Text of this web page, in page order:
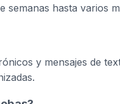
semanas hasta varios
y mensajes de